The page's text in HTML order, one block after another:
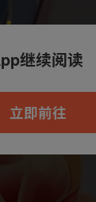
可打开App新用
看
继续阅读
立即前往